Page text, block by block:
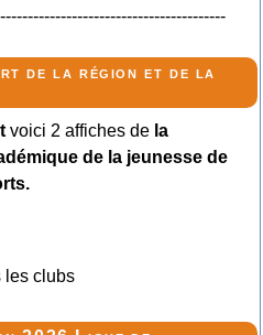
de la région et de la
voici 2 affiches dela
de la jeunesse de
les clubs